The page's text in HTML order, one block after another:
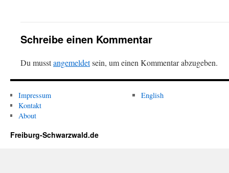
Schreibe einen Kommentar
Du musstangemeldetsein, um einen Kommentar abzugeben.
Impressum
Kontakt
About
English
Freiburg-Schwarzwald.de